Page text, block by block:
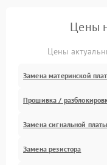
Цены
Цены
Замена материнской
Прошивка /
Замена сигнальной платы
Замена резистора